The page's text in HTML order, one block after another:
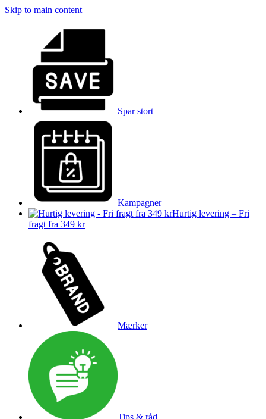
Skip to main content
Spar stort
Kampagner
Hurtig levering – Fri
fragt fra 349 kr
Mærker
Tips & råd